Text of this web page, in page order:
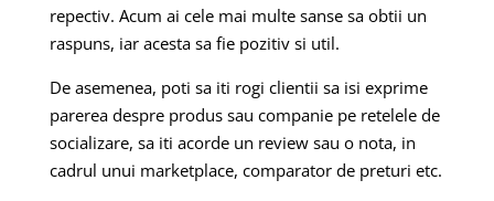
repectiv. Acum ai cele mai multe sanse sa obtii un
raspuns, iar acesta sa fie pozitiv si util.
De asemenea, poti sa iti rogi clientii sa isi exprime
parerea despre produs sau companie pe retelele de
socializare, sa iti acorde un review sau o nota, in
cadrul unui marketplace, comparator de preturi etc.